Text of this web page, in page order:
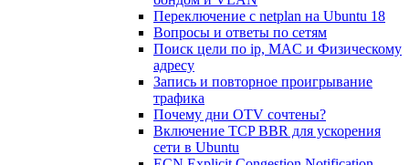
Переключение с netplan на Ubuntu 18
Вопросы и ответы по сетям
Поиск цели по ip, MAC и Физическому
адресу
Запись и повторное проигрывание
трафика
Почему дни OTV сочтены?
Включение TCP BBR для ускорения
сети в Ubuntu